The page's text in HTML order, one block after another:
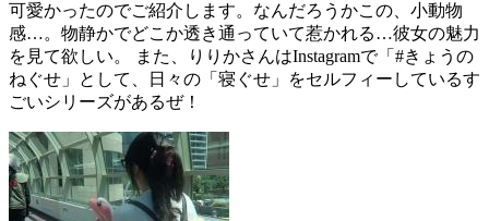
可愛かったのでご紹介します。なんだろうかこの、小動物
感…。物静かでどこか透き通っていて惹かれる…彼女の魅力
を見て欲しい。 また、りりかさんはInstagramで「#きょうの
ねぐせ」として、日々の「寝ぐせ」をセルフィーしているす
ごいシリーズがあるぜ！